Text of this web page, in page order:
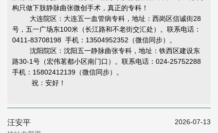
构只做下肢静脉曲张微创手术，真正的专科！
大连院区：大连五一血管病专科，地址：西岗区信诚街28
号，五一广场东100米（长江路和不老街交汇处）。联系电话：
0411-83708198 手机：13504952352（微信同步）。
沈阳院区：沈阳五一静脉曲张专科，地址：铁西区建设东
路30-1号（宏伟茗都小区南门口）。联系电话：024-25752288
手机：15802412139（微信同步）。
祝：安好！
汪安平
2026-07-13